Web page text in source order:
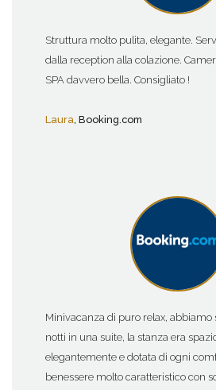
Struttura molto pulita, elegante.
dalla reception alla colazione.
SPA davvero bella. Consigliato !
Laura, Booking.com
Minivacanza di puro relax, abbiamo
notti in una suite, la stanza era
elegantemente e dotata di ogni
benessere molto caratteristico con